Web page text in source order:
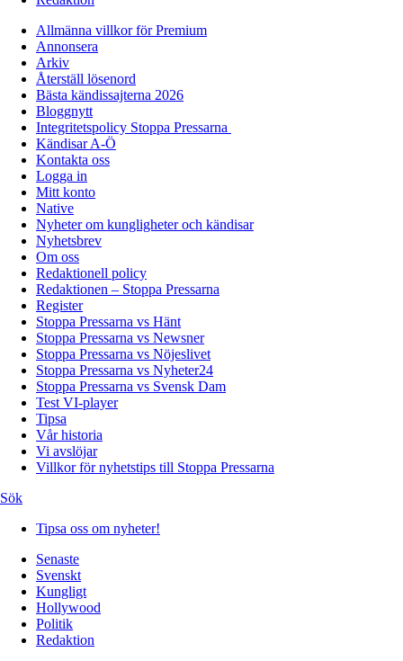
Allmänna villkor för Premium
Annonsera
Arkiv
Återställ lösenord
Bästa kändissajterna 2026
Bloggnytt
Integritetspolicy Stoppa Pressarna
Kändisar A-Ö
Kontakta oss
Logga in
Mitt konto
Native
Nyheter om kungligheter och kändisar
Nyhetsbrev
Om oss
Redaktionell policy
Redaktionen – Stoppa Pressarna
Register
Stoppa Pressarna vs Hänt
Stoppa Pressarna vs Newsner
Stoppa Pressarna vs Nöjeslivet
Stoppa Pressarna vs Nyheter24
Stoppa Pressarna vs Svensk Dam
Test VI-player
Tipsa
Vår historia
Vi avslöjar
Villkor för nyhetstips till Stoppa Pressarna
Sök
Tipsa oss om nyheter!
Senaste
Svenskt
Kungligt
Hollywood
Politik
Redaktion